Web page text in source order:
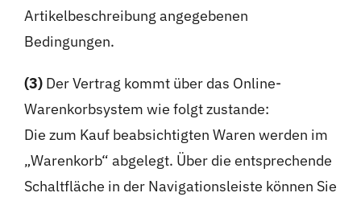
Artikelbeschreibung angegebenen
Bedingungen.
(3)Der Vertrag kommt über das Online-
Warenkorbsystem wie folgt zustande:
Die zum Kauf beabsichtigten Waren werden im
„Warenkorb“ abgelegt. Über die entsprechende
Schaltfläche in der Navigationsleiste können Sie